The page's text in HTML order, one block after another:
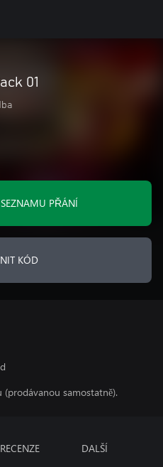
01
PŘÁNÍ
KÓD
samostatně).
RECENZE DALŠÍ